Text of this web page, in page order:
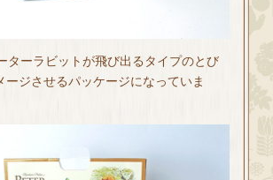
ターラビットが飛び出るタイプのとび
ージさせるパッケージになっていま